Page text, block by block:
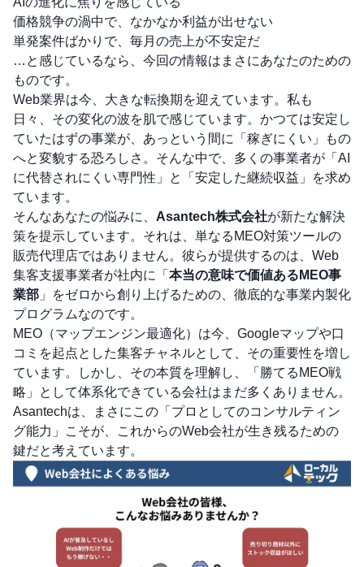
価格競争の渦中で、なかなか利益が出せない
単発案件ばかりで、毎月の売上が不安定だ
…と感じているなら、今回の情報はまさにあなたのための
ものです。
Web業界は今、大きな転換期を迎えています。私も
日々、その変化の波を肌で感じています。かつては安定し
ていたはずの事業が、あっという間に「稼ぎにくい」もの
へと変貌する恐ろしさ。そんな中で、多くの事業者が「AI
に代替されにくい専門性」と「安定した継続収益」を求め
ています。
そんなあなたの悩みに、 Asantech株式会社が新たな解決
策を提示しています。それは、単なるMEO対策ツールの
販売代理店ではありません。彼らが提供するのは、Web
集客支援事業者が社内に「 本当の意味で価値あるMEO事
業部 」をゼロから創り上げるための、徹底的な事業内製化
プログラムなのです。
MEO（マップエンジン最適化）は今、Googleマップや口
コミを起点とした集客チャネルとして、その重要性を増し
ています。しかし、その本質を理解し、「勝てるMEO戦
略」として体系化できている会社はまだ多くありません。
Asantechは、まさにこの「プロとしてのコンサルティン
グ能力」こそが、これからのWeb会社が生き残るための
鍵だと考えています。